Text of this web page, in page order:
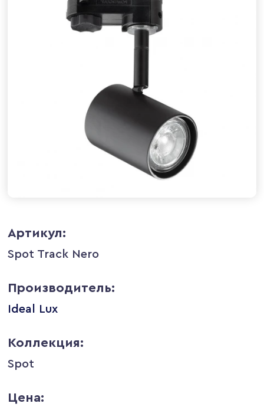
Артикул:
Spot Track Nero
Производитель:
Ideal Lux
Коллекция:
Spot
Цена: